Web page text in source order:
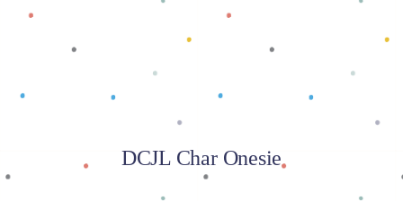
DCJL Char Onesie